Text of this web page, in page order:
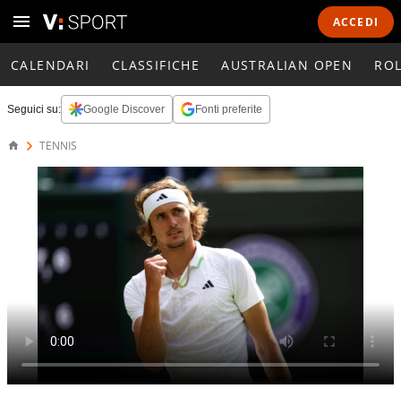
ACCEDI
CALENDARI CLASSIFICHE AUSTRALIAN OPEN
Seguici su: Google Discover Fonti preferite
TENNIS